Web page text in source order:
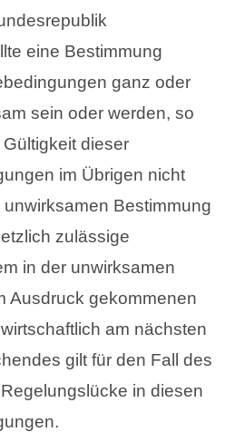
eine Bestimmung
ganz oder
sein oder werden, so
dieser
im Übrigen nicht
unwirksamen Bestimmung
zulässige
in der unwirksamen
Ausdruck gekommenen
am nächsten
gilt für den Fall des
in diesen